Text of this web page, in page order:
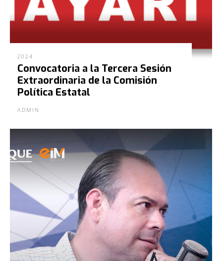
2024
Convocatoria a la Tercera Sesión
Extraordinaria de la Comisión
Política Estatal
ADMIN